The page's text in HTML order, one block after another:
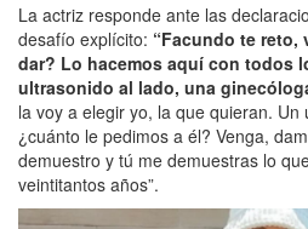
La actriz responde ante las
desafío explícito: “Facundo te reto,
dar? Lo hacemos aquí con todos
ultrasonido al lado, una
la voy a elegir yo, la que quieran. Un
¿cuánto le pedimos a él? Venga,
demuestro y tú me demuestras lo
veintitantos años”.